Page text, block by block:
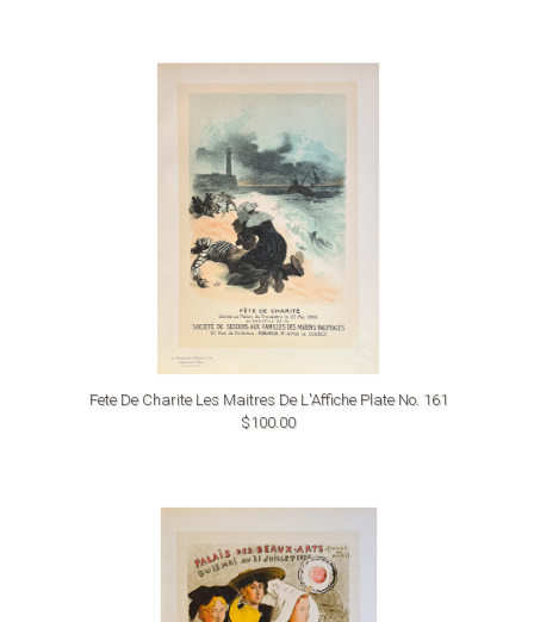
Fete De Charite Les Maitres De L'Affiche Plate No. 161
$100.00